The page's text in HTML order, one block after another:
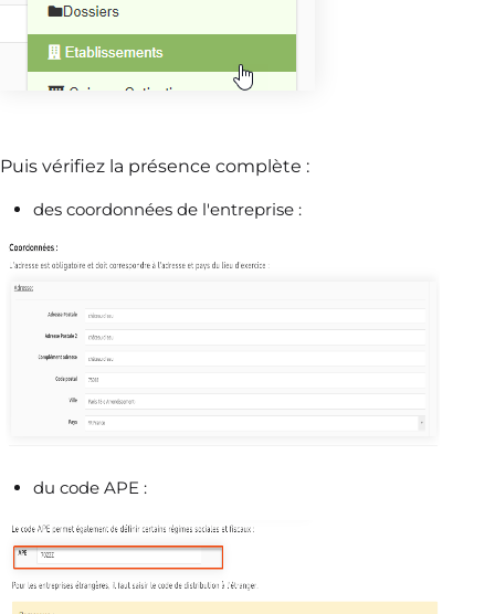
Puis vérifiez la présence complète :
des coordonnées de l'entreprise :
du code APE :